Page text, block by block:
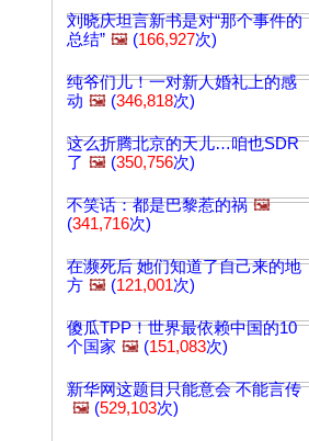
刘晓庆坦言新书是对“那个事件的
总结” 🖼️ (166,927次)
纯爷们儿！一对新人婚礼上的感
动 🖼️ (346,818次)
这么折腾北京的天儿…咱也SDR
了 🖼️ (350,756次)
不笑话：都是巴黎惹的祸 🖼️
(341,716次)
在濒死后 她们知道了自己来的地
方 🖼️ (121,001次)
傻瓜TPP！世界最依赖中国的10
个国家 🖼️ (151,083次)
新华网这题目只能意会 不能言传
🖼️ (529,103次)